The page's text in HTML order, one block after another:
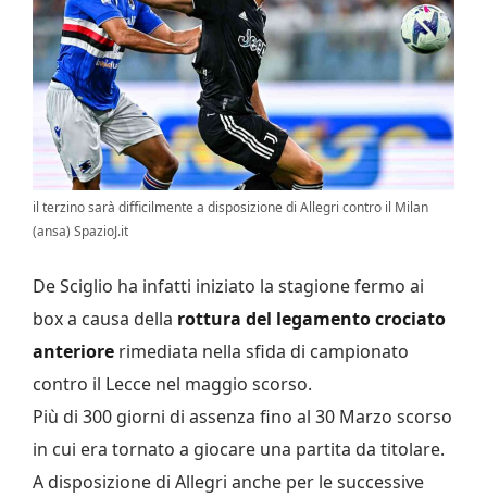
il terzino sarà difficilmente a disposizione di Allegri contro il Milan
(ansa) SpazioJ.it
De Sciglio ha infatti iniziato la stagione fermo ai
box a causa della rottura del legamento crociato
anteriore rimediata nella sfida di campionato
contro il Lecce nel maggio scorso.
Più di 300 giorni di assenza fino al 30 Marzo scorso
in cui era tornato a giocare una partita da titolare.
A disposizione di Allegri anche per le successive